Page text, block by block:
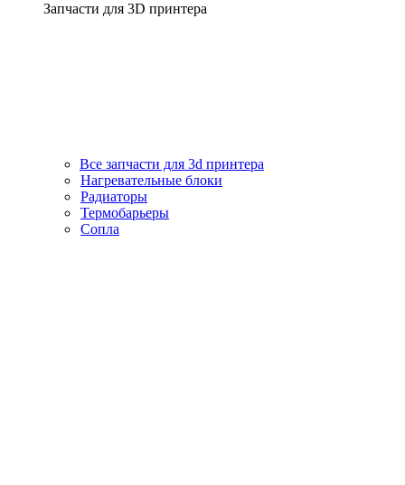
Запчасти для 3D принтера
Все запчасти для 3d принтера
Нагревательные блоки
Радиаторы
Термобарьеры
Сопла